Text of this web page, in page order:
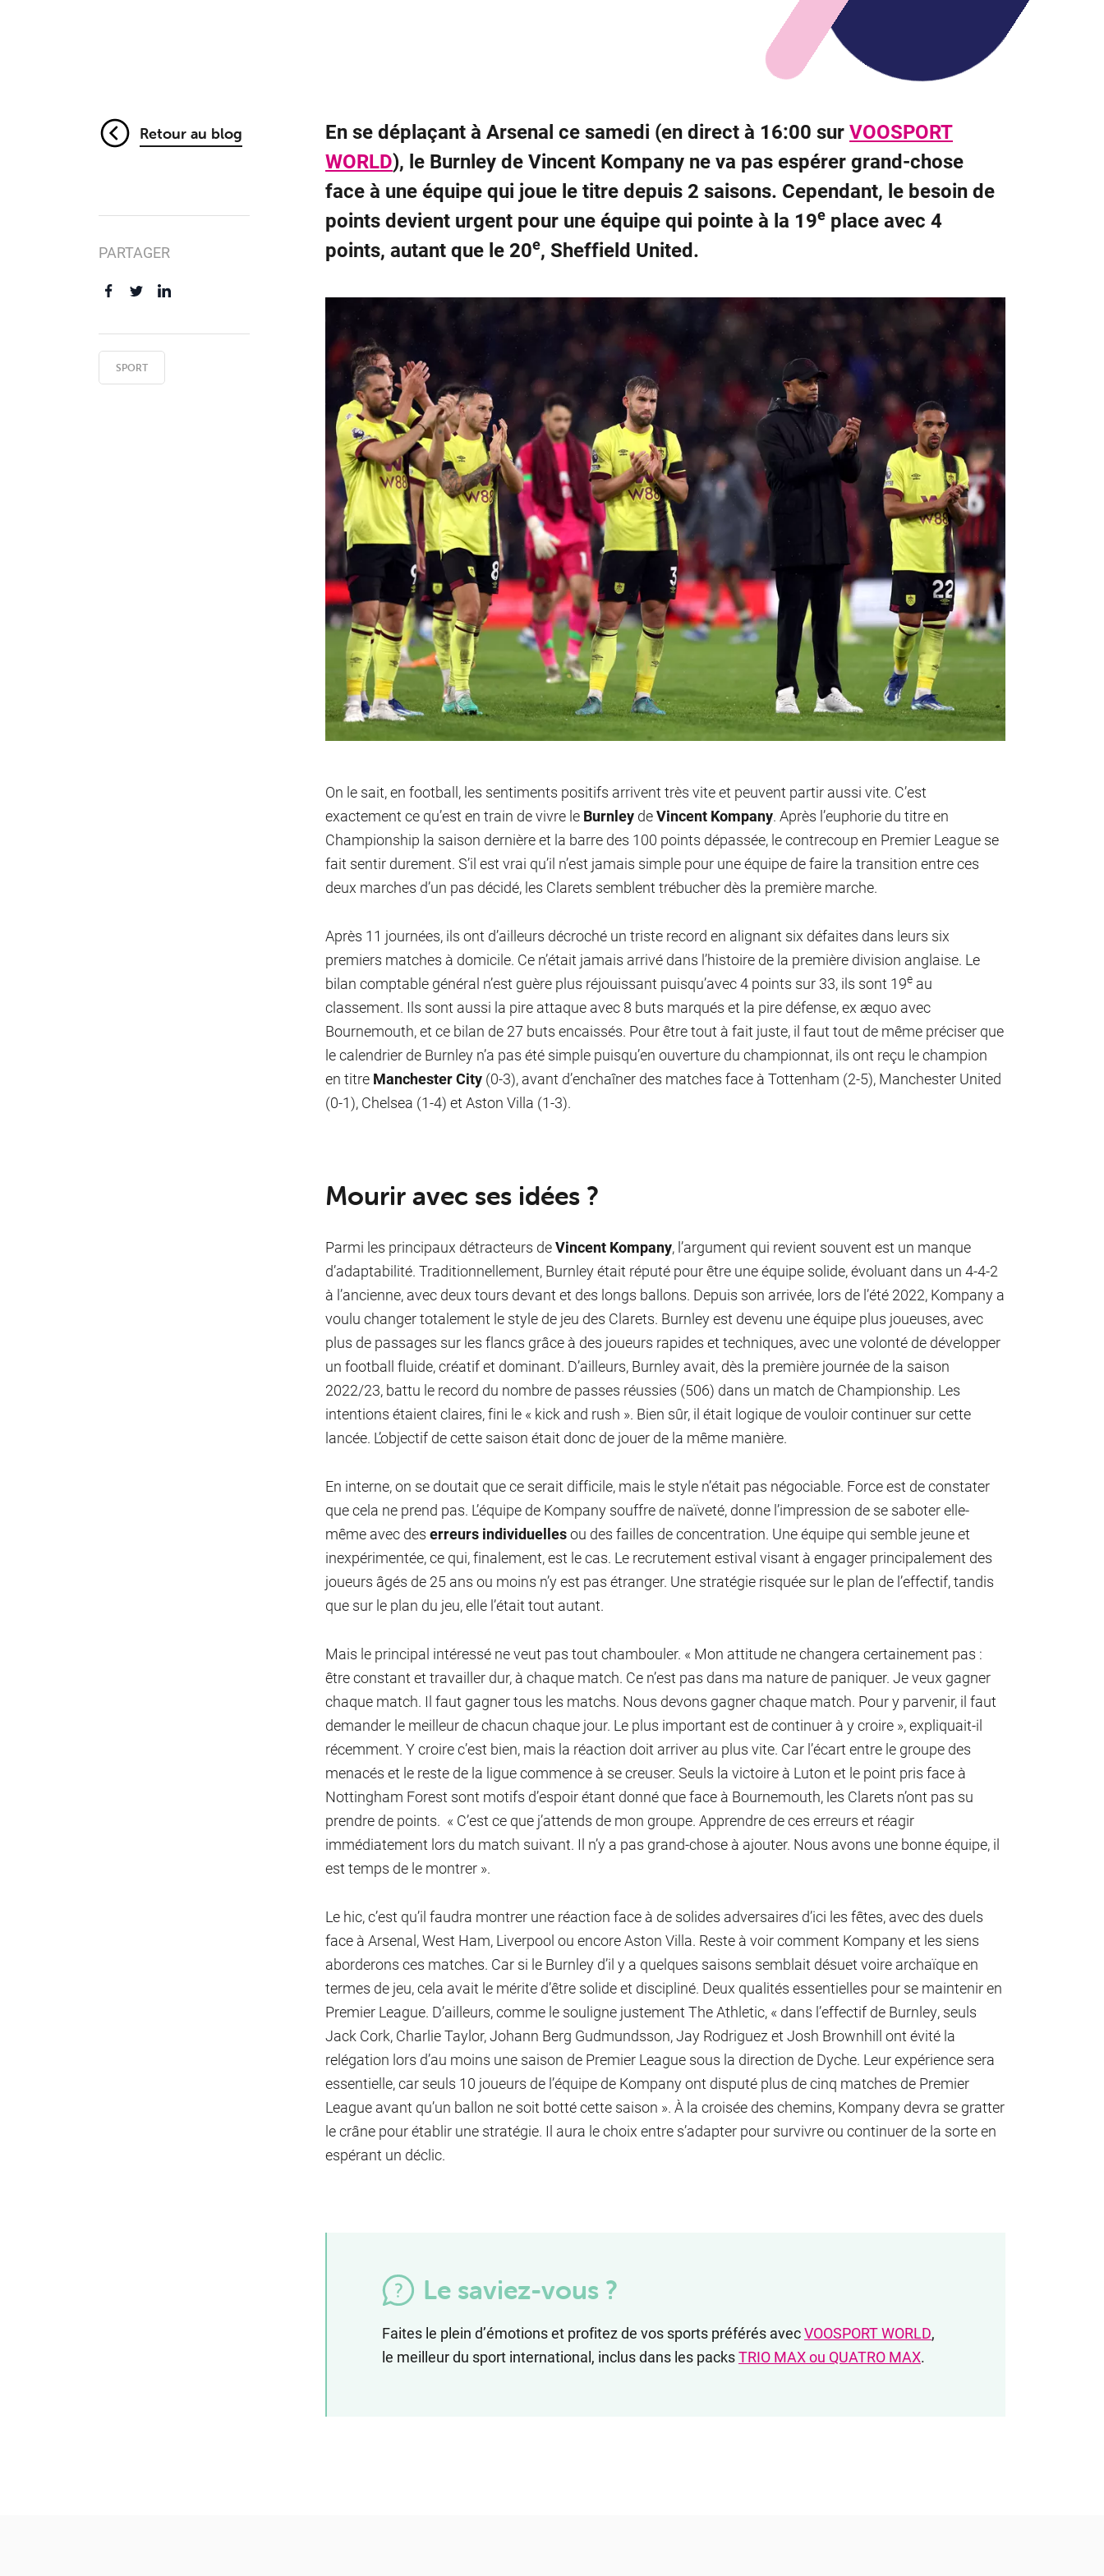
En se déplaçant à Arsenal ce samedi (en direct à 16:00 surVOOSPORT
WORLD), le Burnley de Vincent Kompany ne va pas espérer grand-chose
face à une équipe qui joue le titre depuis 2 saisons. Cependant, le besoin de
points devient urgent pour une équipe qui pointe à la 19e place avec 4
points, autant que le 20e, Sheffield United.
On le sait, en football, les sentiments positifs arrivent très vite et peuvent partir aussi vite. C’est
exactement ce qu’est en train de vivre le Burnley deVincent Kompany. Après l’euphorie du titre en
Championship la saison dernière et la barre des 100 points dépassée, le contrecoup en Premier League se
fait sentir durement. S’il est vrai qu’il n’est jamais simple pour une équipe de faire la transition entre ces
deux marches d’un pas décidé, les Clarets semblent trébucher dès la première marche.
Après 11 journées, ils ont d’ailleurs décroché un triste record en alignant six défaites dans leurs six
premiers matches à domicile. Ce n’était jamais arrivé dans l’histoire de la première division anglaise. Le
bilan comptable général n’est guère plus réjouissant puisqu’avec 4 points sur 33, ils sont 19e au
classement. Ils sont aussi la pire attaque avec 8 buts marqués et la pire défense, ex æquo avec
Bournemouth, et ce bilan de 27 buts encaissés. Pour être tout à fait juste, il faut tout de même préciser que
le calendrier de Burnley n’a pas été simple puisqu’en ouverture du championnat, ils ont reçu le champion
en titre Manchester City (0-3), avant d’enchaîner des matches face à Tottenham (2-5), Manchester United
(0-1), Chelsea (1-4) et Aston Villa (1-3).
Mourir avec ses idées ?
Parmi les principaux détracteurs deVincent Kompany, l’argument qui revient souvent est un manque
d’adaptabilité. Traditionnellement, Burnley était réputé pour être une équipe solide, évoluant dans un 4-4-2
à l’ancienne, avec deux tours devant et des longs ballons. Depuis son arrivée, lors de l’été 2022, Kompany a
voulu changer totalement le style de jeu des Clarets. Burnley est devenu une équipe plus joueuses, avec
plus de passages sur les flancs grâce à des joueurs rapides et techniques, avec une volonté de développer
un football fluide, créatif et dominant. D’ailleurs, Burnley avait, dès la première journée de la saison
2022/23, battu le record du nombre de passes réussies (506) dans un match de Championship. Les
intentions étaient claires, fini le « kick and rush ». Bien sûr, il était logique de vouloir continuer sur cette
lancée. L’objectif de cette saison était donc de jouer de la même manière.
En interne, on se doutait que ce serait difficile, mais le style n’était pas négociable. Force est de constater
que cela ne prend pas. L’équipe de Kompany souffre de naïveté, donne l’impression de se saboter elle-
même avec des erreurs individuellesou des failles de concentration. Une équipe qui semble jeune et
inexpérimentée, ce qui, finalement, est le cas. Le recrutement estival visant à engager principalement des
joueurs âgés de 25 ans ou moins n’y est pas étranger. Une stratégie risquée sur le plan de l’effectif, tandis
que sur le plan du jeu, elle l’était tout autant.
Mais le principal intéressé ne veut pas tout chambouler. « Mon attitude ne changera certainement pas :
être constant et travailler dur, à chaque match. Ce n’est pas dans ma nature de paniquer. Je veux gagner
chaque match. Il faut gagner tous les matchs. Nous devons gagner chaque match. Pour y parvenir, il faut
demander le meilleur de chacun chaque jour. Le plus important est de continuer à y croire », expliquait-il
récemment. Y croire c’est bien, mais la réaction doit arriver au plus vite. Car l’écart entre le groupe des
menacés et le reste de la ligue commence à se creuser. Seuls la victoire à Luton et le point pris face à
Nottingham Forest sont motifs d’espoir étant donné que face à Bournemouth, les Clarets n’ont pas su
prendre de points. « C’est ce que j’attends de mon groupe. Apprendre de ces erreurs et réagir
immédiatement lors du match suivant. Il n’y a pas grand-chose à ajouter. Nous avons une bonne équipe, il
est temps de le montrer ».
Le hic, c’est qu’il faudra montrer une réaction face à de solides adversaires d’ici les fêtes, avec des duels
face à Arsenal, West Ham, Liverpool ou encore Aston Villa. Reste à voir comment Kompany et les siens
aborderons ces matches. Car si le Burnley d’il y a quelques saisons semblait désuet voire archaïque en
termes de jeu, cela avait le mérite d’être solide et discipliné. Deux qualités essentielles pour se maintenir en
Premier League. D’ailleurs, comme le souligne justement The Athletic, « dans l’effectif de Burnley, seuls
Jack Cork, Charlie Taylor, Johann Berg Gudmundsson, Jay Rodriguez et Josh Brownhill ont évité la
relégation lors d’au moins une saison de Premier League sous la direction de Dyche. Leur expérience sera
essentielle, car seuls 10 joueurs de l’équipe de Kompany ont disputé plus de cinq matches de Premier
League avant qu’un ballon ne soit botté cette saison ». À la croisée des chemins, Kompany devra se gratter
le crâne pour établir une stratégie. Il aura le choix entre s’adapter pour survivre ou continuer de la sorte en
espérant un déclic.
Le saviez-vous ?
Faites le plein d’émotions et profitez de vos sports préférés avecVOOSPORT WORLD,
le meilleur du sport international, inclus dans les packsTRIO MAX ou QUATRO MAX.
Retour au blog
PARTAGER
SPORT